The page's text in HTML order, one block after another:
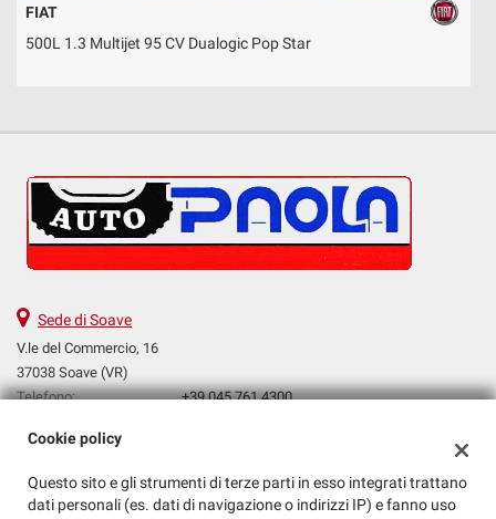
FIAT
500L 1.3 Multijet 95 CV Dualogic Pop Star
Sede di Soave
V.le del Commercio, 16
37038 Soave (VR)
Telefono:
+39 045 761 4300
Indicazioni stradali
Cookie policy
Questo sito e gli strumenti di terze parti in esso integrati trattano
dati personali (es. dati di navigazione o indirizzi IP) e fanno uso